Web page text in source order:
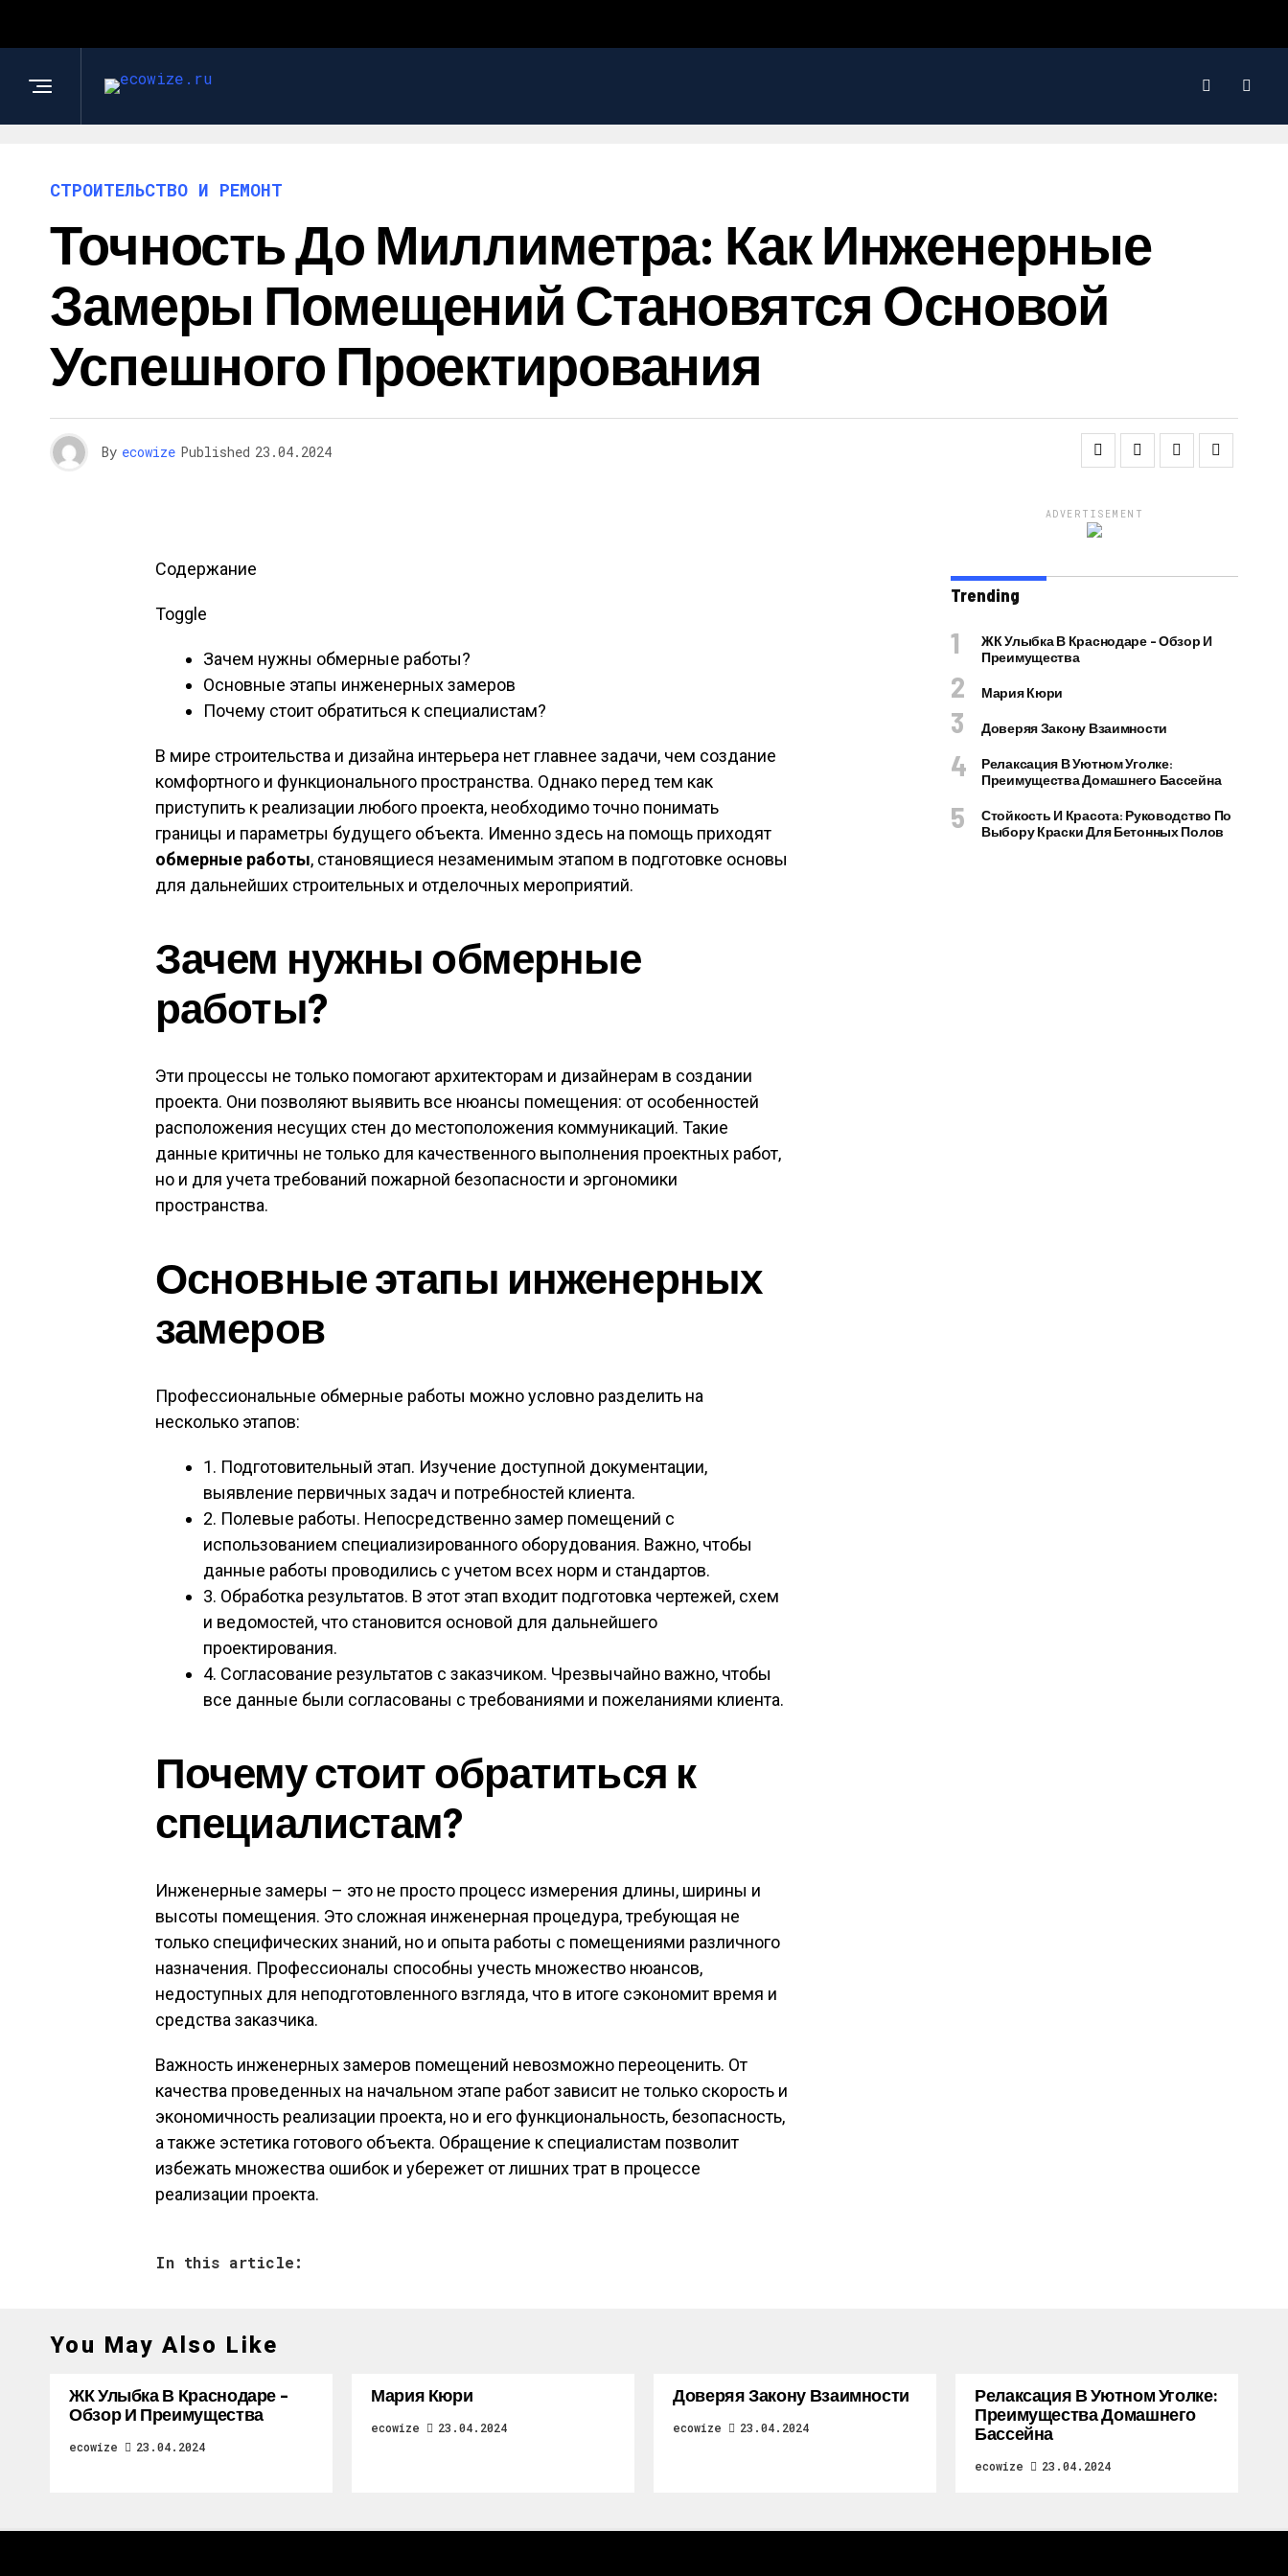
СТРОИТЕЛЬСТВО И РЕМОНТ
Точность До Миллиметра: Как Инженерные
Замеры Помещений Становятся Основой
Успешного Проектирования
By ecowize Published 23.04.2024
Содержание
Toggle
Зачем нужны обмерные работы?
Основные этапы инженерных замеров
Почему стоит обратиться к специалистам?
В мире строительства и дизайна интерьера нет главнее задачи, чем создание
комфортного и функционального пространства. Однако перед тем как
приступить к реализации любого проекта, необходимо точно понимать
границы и параметры будущего объекта. Именно здесь на помощь приходят
обмерные работы, становящиеся незаменимым этапом в подготовке основы
для дальнейших строительных и отделочных мероприятий.
Зачем нужны обмерные
работы?
Эти процессы не только помогают архитекторам и дизайнерам в создании
проекта. Они позволяют выявить все нюансы помещения: от особенностей
расположения несущих стен до местоположения коммуникаций. Такие
данные критичны не только для качественного выполнения проектных работ,
но и для учета требований пожарной безопасности и эргономики
пространства.
Основные этапы инженерных
замеров
Профессиональные обмерные работы можно условно разделить на
несколько этапов:
1. Подготовительный этап. Изучение доступной документации,
выявление первичных задач и потребностей клиента.
2. Полевые работы. Непосредственно замер помещений с
использованием специализированного оборудования. Важно, чтобы
данные работы проводились с учетом всех норм и стандартов.
3. Обработка результатов. В этот этап входит подготовка чертежей, схем
и ведомостей, что становится основой для дальнейшего
проектирования.
4. Согласование результатов с заказчиком. Чрезвычайно важно, чтобы
все данные были согласованы с требованиями и пожеланиями клиента.
Почему стоит обратиться к
специалистам?
Инженерные замеры – это не просто процесс измерения длины, ширины и
высоты помещения. Это сложная инженерная процедура, требующая не
только специфических знаний, но и опыта работы с помещениями различного
назначения. Профессионалы способны учесть множество нюансов,
недоступных для неподготовленного взгляда, что в итоге сэкономит время и
средства заказчика.
Важность инженерных замеров помещений невозможно переоценить. От
качества проведенных на начальном этапе работ зависит не только скорость и
экономичность реализации проекта, но и его функциональность, безопасность,
а также эстетика готового объекта. Обращение к специалистам позволит
избежать множества ошибок и убережет от лишних трат в процессе
реализации проекта.
In this article:
ADVERTISEMENT
Trending
ЖК Улыбка В Краснодаре – Обзор И
Преимущества
Мария Кюри
Доверяя Закону Взаимности
Релаксация В Уютном Уголке:
Преимущества Домашнего Бассейна
Стойкость И Красота: Руководство По
Выбору Краски Для Бетонных Полов
You May Also Like
ЖК Улыбка В Краснодаре –
Обзор И Преимущества
ecowize 23.04.2024
Мария Кюри
ecowize 23.04.2024
Доверяя Закону Взаимности
ecowize 23.04.2024
Релаксация В Уютном Уголке:
Преимущества Домашнего
Бассейна
ecowize 23.04.2024